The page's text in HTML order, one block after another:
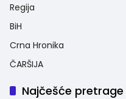
Regija
BiH
Crna Hronika
ČARŠIJA
Najčešće pretrage